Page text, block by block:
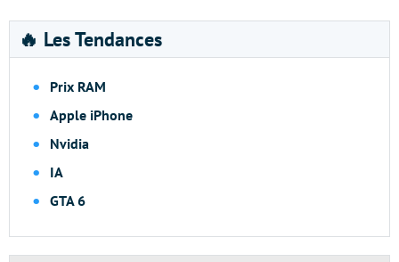
🔥 Les Tendances
Prix RAM
Apple iPhone
Nvidia
IA
GTA 6